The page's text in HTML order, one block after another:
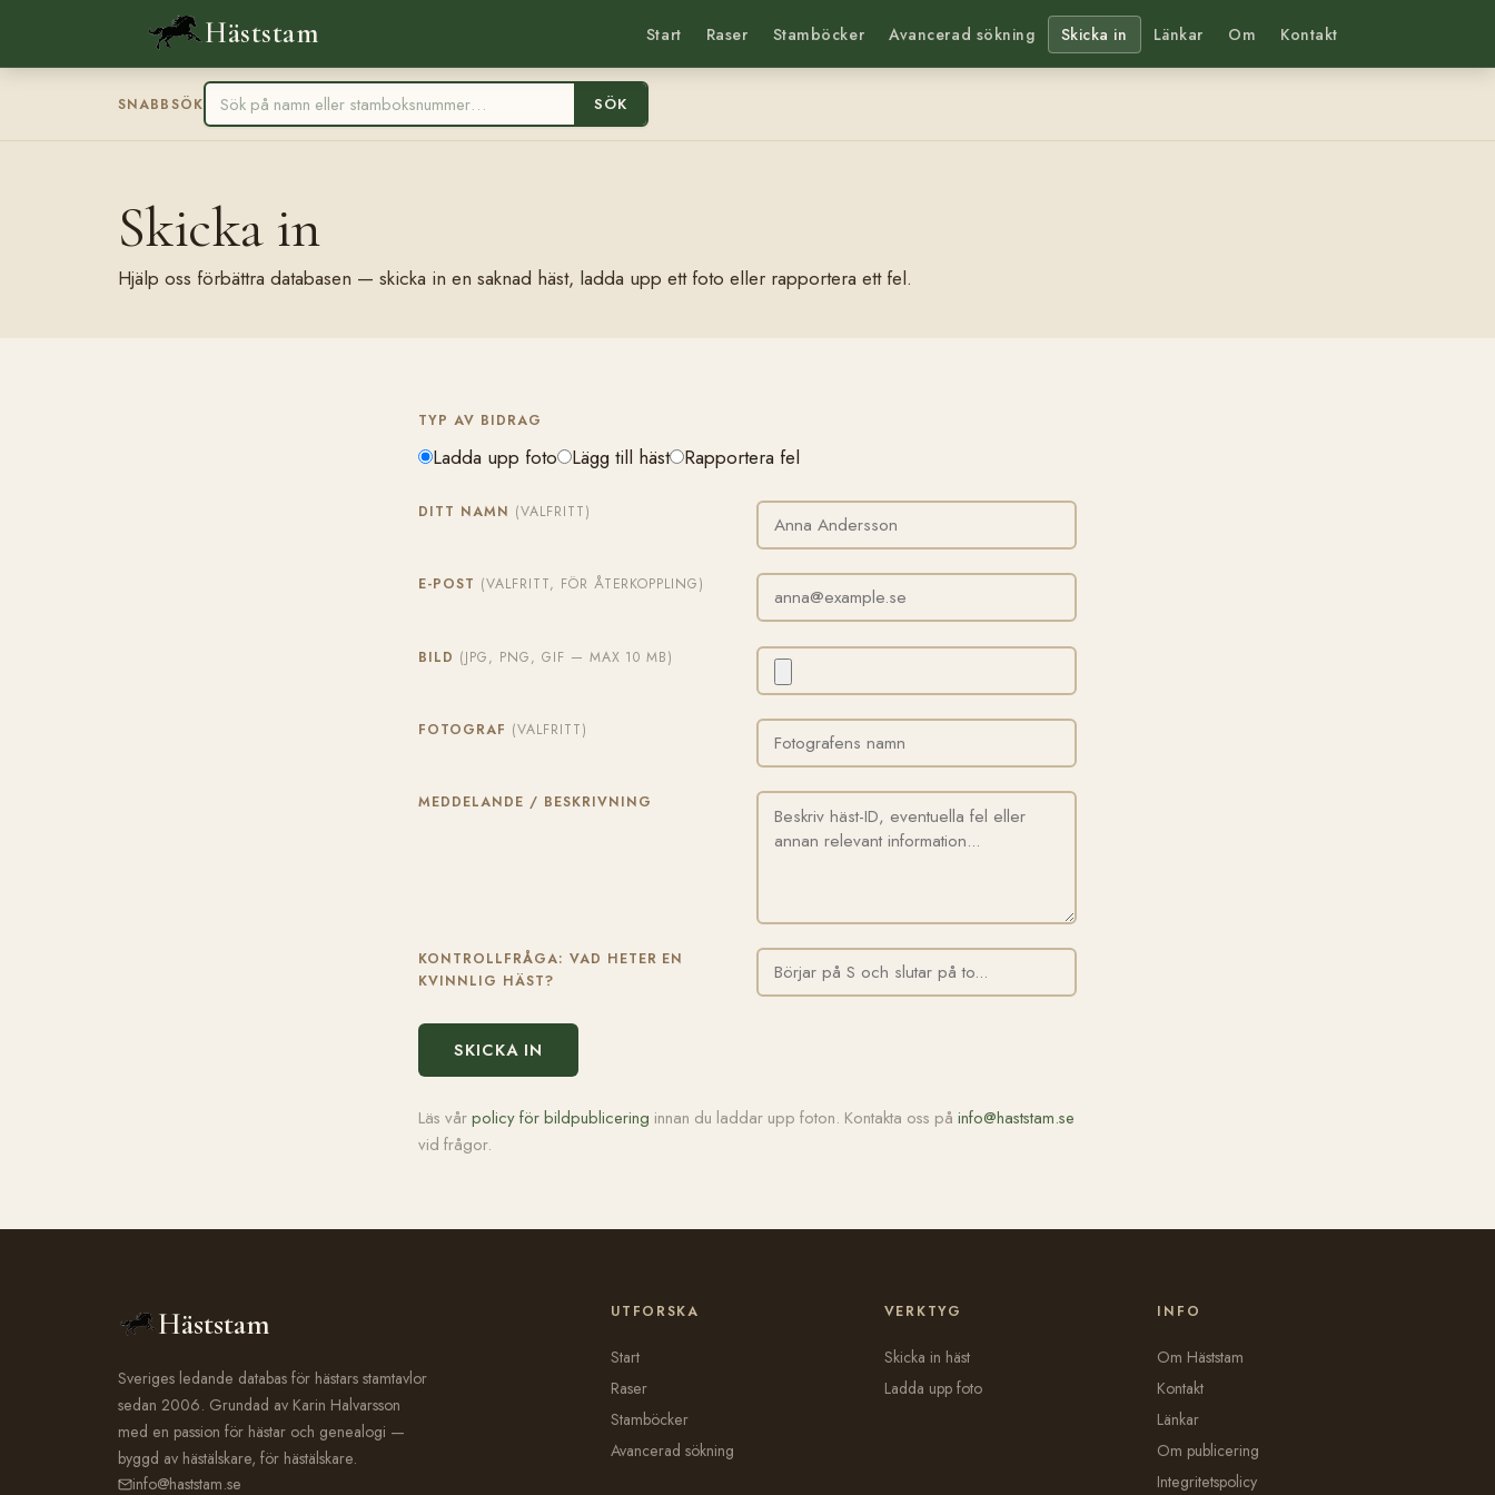
Häststam Start Raser Stamböcker Avancerad sökning Skicka in Länkar Om Kontakt
SNABBSÖK SÖK
Skicka in
Hjälp oss förbättra databasen — skicka in en saknad häst, ladda upp ett foto eller rapportera ett fel.
TYP AV BIDRAG
Ladda upp foto Lägg till häst Rapportera fel
DITT NAMN (VALFRITT)
E-POST (VALFRITT, FÖR ÅTERKOPPLING)
BILD (JPG, PNG, GIF — MAX 10 MB)
FOTOGRAF (VALFRITT)
MEDDELANDE / BESKRIVNING
KONTROLLFRÅGA: VAD HETER EN
KVINNLIG HÄST?
SKICKA IN
Läs vårpolicy för bildpublicering innan du laddar upp foton. Kontakta oss på info@haststam.se
vid frågor.
Häststam
Sveriges ledande databas för hästars stamtavlor
sedan 2006. Grundad av Karin Halvarsson
med en passion för hästar och genealogi —
byggd av hästälskare, för hästälskare.
info@haststam.se
UTFORSKA
Start
Raser
Stamböcker
Avancerad sökning
VERKTYG
Skicka in häst
Ladda upp foto
INFO
Om Häststam
Kontakt
Länkar
Om publicering
Integritetspolicy